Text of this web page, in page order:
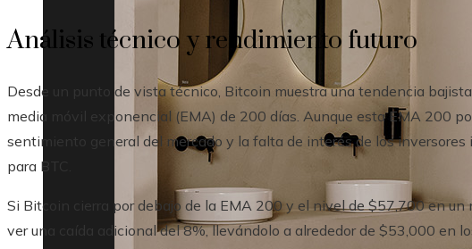
Análisis técnico y rendimiento futuro
Desde un punto de vista técnico, Bitcoin muestra una tendencia
media móvil exponencial (EMA) de 200 días. Aunque esta EMA 200
sentimiento general del mercado y la falta de interés de los
para BTC.
Si Bitcoin cierra por debajo de la EMA 200 y el nivel de $57,700 en un
ver una caída adicional del 8%, llevándolo a alrededor de $53,000 en